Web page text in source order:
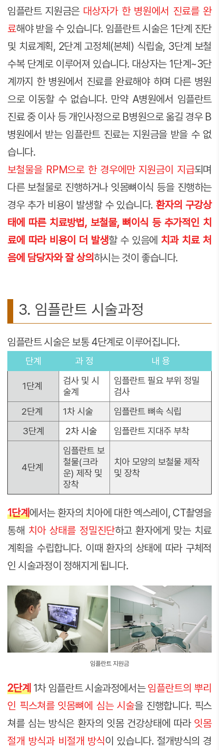
임플란트 지원금은 대상자가 한 병원에서 진료를 완
료해야 받을 수 있습니다. 임플란트 시술은 1단계 진단
및 치료계획, 2단계 고정체(본체) 식립술, 3단계 보철
수복 단계로 이루어져 있습니다. 대상자는 1단계~3단
계까지 한 병원에서 진료를 완료해야 하며 다른 병원
으로 이동할 수 없습니다. 만약 A병원에서 임플란트
진료 중 이사 등 개인사정으로 B병원으로 옮길 경우 B
병원에서 받는 임플란트 진료는 지원금을 받을 수 없
습니다.
보철물을 RPM으로 한 경우에만 지원금이 지급되며
다른 보철물로 진행하거나 잇몸뼈이식 등을 진행하는
경우 추가 비용이 발생할 수 있습니다. 환자의 구강상
태에 따른 치료방법, 보철물, 뼈이식 등 추가적인 치
료에 따라 비용이 더 발생할 수 있음에 치과 치료 처
음에 담당자와 잘 상의하시는 것이 좋습니다.
3. 임플란트 시술과정
임플란트 시술은 보통 4단계로 이루어집니다.
단계 과 정 내 용
1단계
검사 및 시
술계
임플란트 필요 부위 정밀
검사
2단계
1차 시술
임플란트 뼈속 식립
3단계
2차 시술 임플란트 지대주 부착
4단계
임플란트 보
철물(크라
운) 제작 및
장착
치아 모양의 보철물 제작
및 장착
1단계에서는 환자의 치아에 대한 엑스레이, CT촬영을
통해 치아 상태를 정밀진단하고 환자에게 맞는 치료
계획을 수립합니다. 이때 환자의 상태에 따라 구체적
인 시술과정이 정해지게 됩니다.
임플란트 지원금
2단계 1차 임플란트 시술과정에서는 임플란트의 뿌리
인 픽스쳐를 잇몸뼈에 심는 시술을 진행합니다. 픽스
쳐를 심는 방식은 환자의 잇몸 건강상태에 따라 잇몸
절개 방식과 비절개 방식이 있습니다. 절개방식의 경